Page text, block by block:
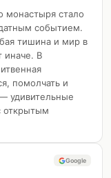
монастыря стало
событием.
тишина и мир в
иначе. В
помолчать и
удивительные
открытым
Google